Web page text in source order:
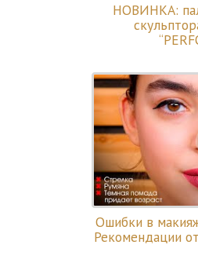
НОВИНКА:
Ошибки в
Рекомендации